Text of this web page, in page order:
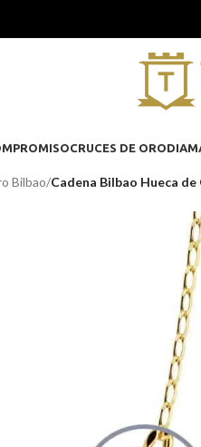
CRUCES DE ORO
Bilbao/Cadena Bilbao Hueca